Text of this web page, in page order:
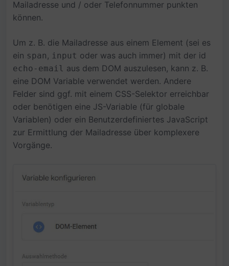
Mailadresse und / oder Telefonnummer punkten
können.
Um z. B. die Mailadresse aus einem Element (sei es
ein span , input oder was auch immer) mit der id
echo-email aus dem DOM auszulesen, kann z. B.
eine DOM Variable verwendet werden. Andere
Felder sind ggf. mit einem CSS-Selektor erreichbar
oder benötigen eine JS-Variable (für globale
Variablen) oder ein Benutzerdefiniertes JavaScript
zur Ermittlung der Mailadresse über komplexere
Vorgänge.